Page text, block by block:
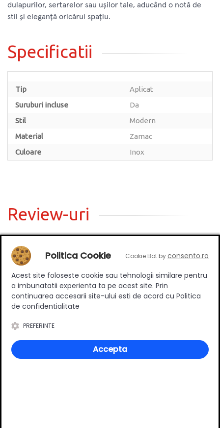
dulapurilor, sertarelor sau ușilor tale, aducând o notă de
stil și eleganță oricărui spațiu.
Specificatii
Tip
Aplicat
Suruburi incluse
Da
Stil
Modern
Material
Zamac
Culoare
Inox
Review-uri
Deții sau ai utilizat produsul?
Spune-ți părerea acordând o nota produsului
Ratingul general al produsului
Politica Cookie Cookie Bot byconsento.ro
Acest site foloseste cookie sau tehnologii similare pentru
a imbunatatii experienta ta pe acest site. Prin
continuarea accesarii site-ului esti de acord cu Politica
de confidentialitate
PREFERINTE
Accepta